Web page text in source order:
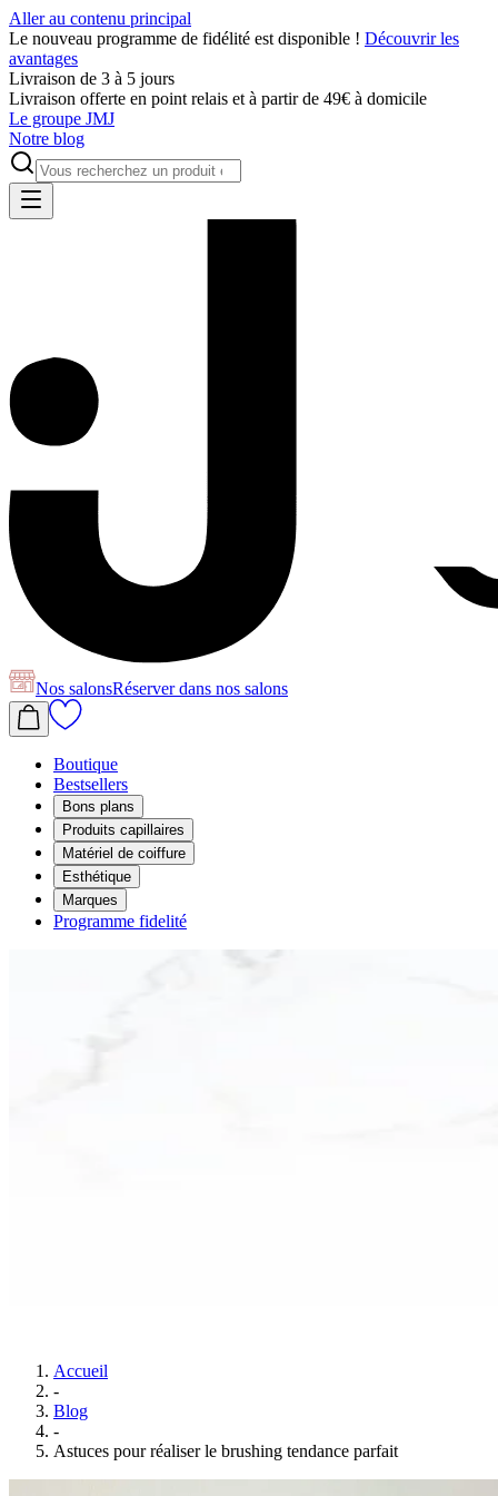
Aller au contenu principal
Le nouveau programme de fidélité est disponible ! Découvrir les
avantages
Livraison de 3 à 5 jours
Livraison offerte en point relais et à partir de 49€ à domicile
Le groupe JMJ
Notre blog
Nos salonsRéserverdans nos salons
Boutique
Bestsellers
Bons plans
Produits capillaires
Matériel de coiffure
Esthétique
Marques
Programme fidelité
Accueil
-
Blog
-
Astuces pour réaliser le brushing tendance parfait